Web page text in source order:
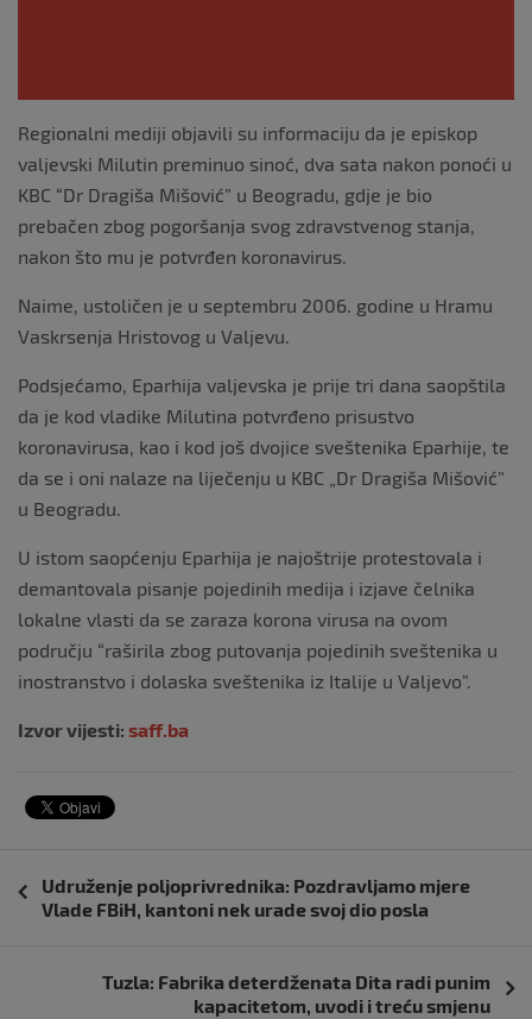
Regionalni mediji objavili su informaciju da je episkop
valjevski Milutin preminuo sinoć, dva sata nakon ponoći u
KBC “Dr Dragiša Mišović” u Beogradu, gdje je bio
prebačen zbog pogoršanja svog zdravstvenog stanja,
nakon što mu je potvrđen koronavirus.
Naime, ustoličen je u septembru 2006. godine u Hramu
Vaskrsenja Hristovog u Valjevu.
Podsjećamo, Eparhija valjevska je prije tri dana saopštila
da je kod vladike Milutina potvrđeno prisustvo
koronavirusa, kao i kod još dvojice sveštenika Eparhije, te
da se i oni nalaze na liječenju u KBC „Dr Dragiša Mišović”
u Beogradu.
U istom saopćenju Eparhija je najoštrije protestovala i
demantovala pisanje pojedinih medija i izjave čelnika
lokalne vlasti da se zaraza korona virusa na ovom
području “raširila zbog putovanja pojedinih sveštenika u
inostranstvo i dolaska sveštenika iz Italije u Valjevo”.
Izvor vijesti: saff.ba
objava
Udruženje poljoprivrednika: Pozdravljamo mjere
Vlade FBiH, kantoni nek urade svoj dio posla
Tuzla: Fabrika deterdženata Dita radi punim
kapacitetom, uvodi i treću smjenu